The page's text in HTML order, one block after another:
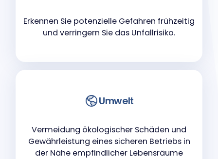
Erkennen Sie potenzielle Gefahren frühzeitig
und verringern Sie das Unfallrisiko.
Umwelt
Vermeidung ökologischer Schäden und
Gewährleistung eines sicheren Betriebs in
der Nähe empfindlicher Lebensräume